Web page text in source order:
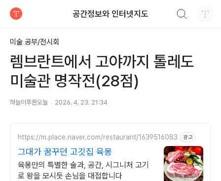
공간정보와 인터넷지도
미술 공부/전시회
렘브란트에서 고야까지 톨레도
미술관 명작전(28점)
하늘이푸른오늘 2026. 4. 23. 21:34
https://m.place.naver.com/restaurant/1639516083 광고
그대가 꿈꾸던 고깃집 육몽
육몽만의 특별한 술과, 공간, 시그니처 고기
로 왕을 모시듯 손님을 대접합니다